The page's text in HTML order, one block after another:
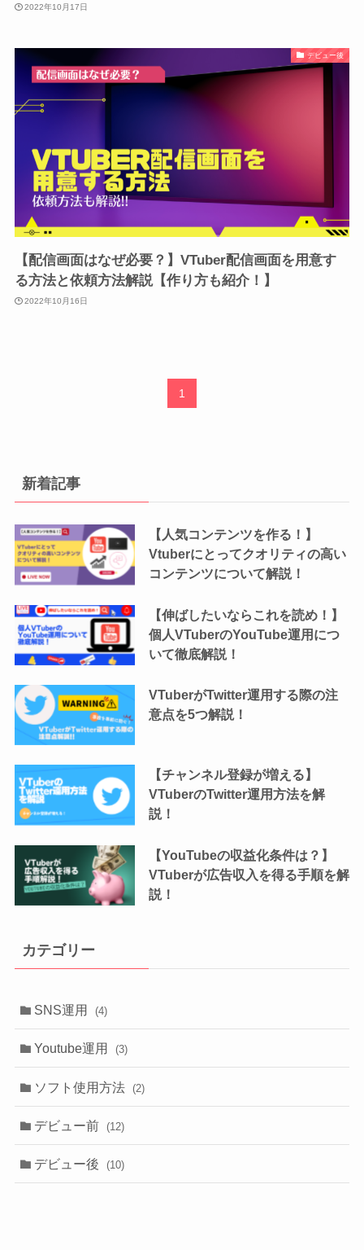
2022年10月17日
デビュー後
【配信画面はなぜ必要？】VTuber配信画面を用意す
る方法と依頼方法解説【作り方も紹介！】
2022年10月16日
1
新着記事
【人気コンテンツを作る！】
Vtuberにとってクオリティの高い
コンテンツについて解説！
【伸ばしたいならこれを読め！】
個人VTuberのYouTube運用につ
いて徹底解説！
VTuberがTwitter運用する際の注
意点を5つ解説！
【チャンネル登録が増える】
VTuberのTwitter運用方法を解
説！
【YouTubeの収益化条件は？】
VTuberが広告収入を得る手順を解
説！
カテゴリー
SNS運用 (4)
Youtube運用 (3)
ソフト使用方法 (2)
デビュー前 (12)
デビュー後 (10)